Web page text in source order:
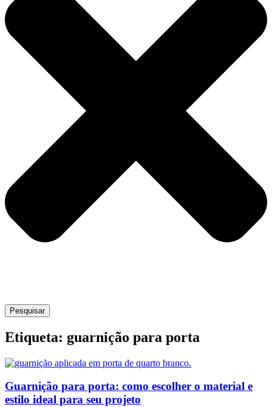
Pesquisar
Etiqueta: guarnição para porta
Guarnição para porta: como escolher o material e
estilo ideal para seu projeto